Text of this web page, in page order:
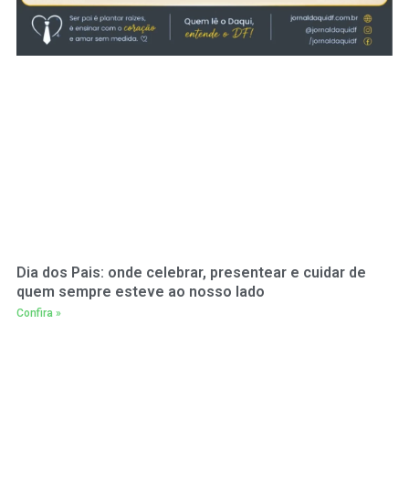
Dia dos Pais: onde celebrar, presentear e cuidar de
quem sempre esteve ao nosso lado
Confira »